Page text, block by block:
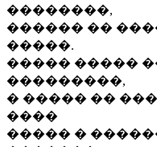
��������,
������ ��
�����.
����� �����
���������,
� ����� ��
����
����� �